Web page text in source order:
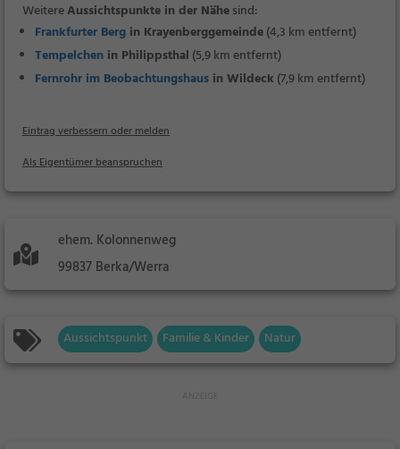
WeitereAussichtspunkte in der Nähesind:
Frankfurter Berg in Krayenberggemeinde(4,3 km entfernt)
Tempelchen in Philippsthal (5,9 km entfernt)
Fernrohr im Beobachtungshaus in Wildeck (7,9 km entfernt)
Eintrag verbessern oder melden
Als Eigentümer beanspruchen
ehem. Kolonnenweg
99837 Berka/Werra
Aussichtspunkt Familie & Kinder Natur